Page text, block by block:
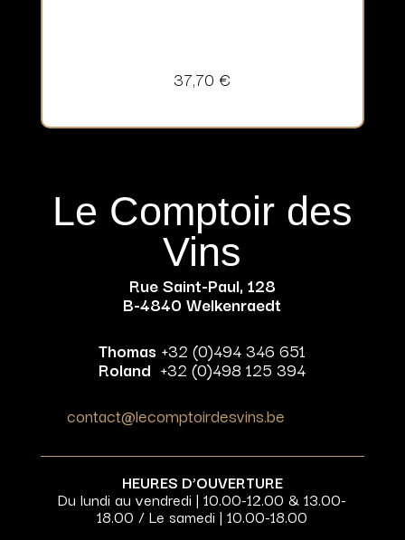
37,70 €
Le Comptoir des
Vins
Rue Saint-Paul, 128
B-4840 Welkenraedt
Thomas +32 (0)494 346 651
Roland +32 (0)498 125 394
contact@lecomptoirdesvins.be
HEURES D’OUVERTURE
Du lundi au vendredi | 10.00-12.00 & 13.00-
18.00 / Le samedi | 10.00-18.00